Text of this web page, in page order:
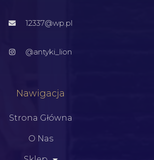
12337@wp.pl
@antyki_lion
Nawigacja
Strona Główna
O Nas